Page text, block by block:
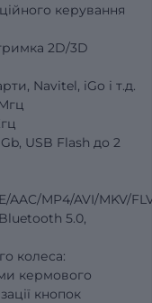
керування
2D/3D
Navitel, iGo і т.д.
USB Flash до 2
AAC/MP4/AVI/MKV/
5.0,
колеса:
кермового
кнопок